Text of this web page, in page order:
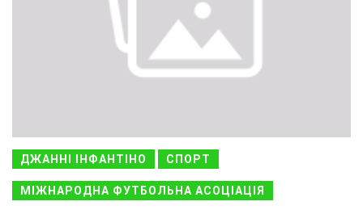
ДЖАННІ ІНФАНТІНО СПОРТ
МІЖНАРОДНА ФУТБОЛЬНА АСОЦІАЦІЯ